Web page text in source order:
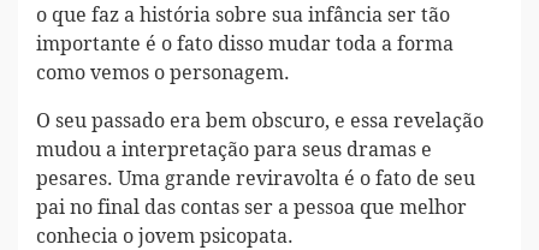
o que faz a história sobre sua infância ser tão
importante é o fato disso mudar toda a forma
como vemos o personagem.
O seu passado era bem obscuro, e essa revelação
mudou a interpretação para seus dramas e
pesares. Uma grande reviravolta é o fato de seu
pai no final das contas ser a pessoa que melhor
conhecia o jovem psicopata.